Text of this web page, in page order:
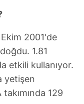
2001'de
1.81
etkili kullanıyor.
yetişen
129